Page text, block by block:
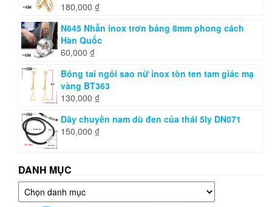
180,000 ₫
N645 Nhẫn inox trơn bảng 8mm phong cách
Hàn Quốc
60,000 ₫
Bông tai ngôi sao nữ inox tòn ten tam giác mạ
vàng BT363
130,000 ₫
Dây chuyền nam dù đen của thái 5ly DN071
150,000 ₫
DANH MỤC
Danh
mục